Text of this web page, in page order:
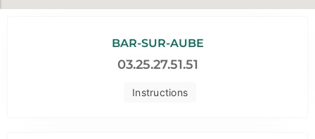
Instructions
BAR-SUR-AUBE
03.25.27.51.51